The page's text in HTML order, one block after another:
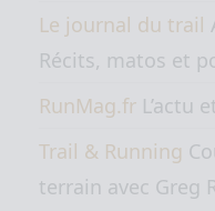
Le journal du trail
Récits, matos et
RunMag.fr L’actu
Trail & Running
terrain avec Greg